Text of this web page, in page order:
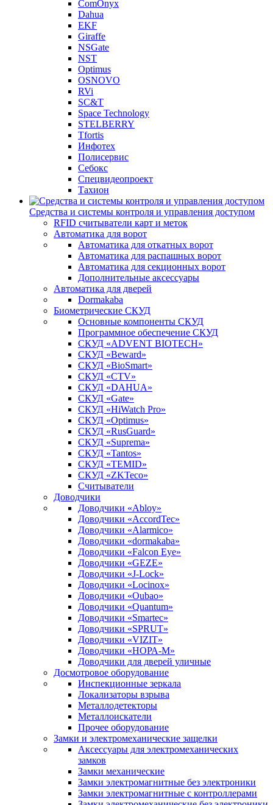
ComOnyx
Dahua
EKF
Giraffe
NSGate
NST
Optimus
OSNOVO
RVi
SC&T
Space Technology
STELBERRY
Tfortis
Инфотех
Полисервис
Себокс
Спецвидеопроект
Тахион
Средства и системы контроля и управления доступом
RFID считыватели карт и меток
Автоматика для ворот
Автоматика для откатных ворот
Автоматика для распашных ворот
Автоматика для секционных ворот
Дополнительные аксессуары
Автоматика для дверей
Dormakaba
Биометрические СКУД
Основные компоненты СКУД
Программное обеспечение СКУД
СКУД «ADVENT BIOTECH»
СКУД «Beward»
СКУД «BioSmart»
СКУД «CTV»
СКУД «DAHUA»
СКУД «Gate»
СКУД «HiWatch Pro»
СКУД «Optimus»
СКУД «RusGuard»
СКУД «Suprema»
СКУД «Tantos»
СКУД «TEMID»
СКУД «ZKTeco»
Считыватели
Доводчики
Доводчики «Abloy»
Доводчики «AccordTec»
Доводчики «Alarmico»
Доводчики «dormakaba»
Доводчики «Falcon Eye»
Доводчики «GEZE»
Доводчики «J-Lock»
Доводчики «Locinox»
Доводчики «Oubao»
Доводчики «Quantum»
Доводчики «Smartec»
Доводчики «SPRUT»
Доводчики «VIZIT»
Доводчики «НОРА-М»
Доводчики для дверей уличные
Досмотровое оборудование
Инспекционные зеркала
Локализаторы взрыва
Металлодетекторы
Металлоискатели
Прочее оборудование
Замки и электромеханические защелки
Аксессуары для электромеханических
замков
Замки механические
Замки электромагнитные без электроники
Замки электромагнитные с контроллерами